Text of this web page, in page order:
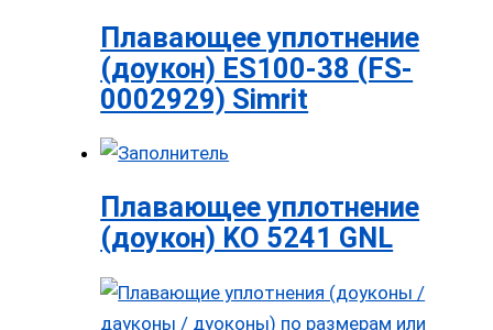
Плавающее уплотнение
(доукон) ES100-38 (FS-
0002929) Simrit
Плавающее уплотнение
(доукон) KO 5241 GNL